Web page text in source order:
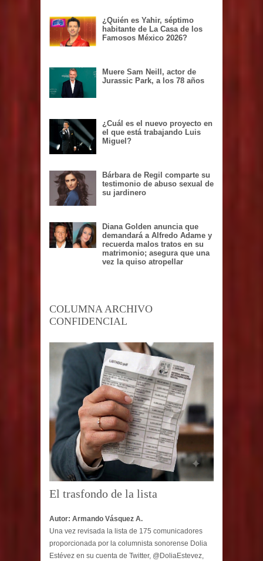
¿Quién es Yahir, séptimo
habitante de La Casa de los
Famosos México 2026?
Muere Sam Neill, actor de
Jurassic Park, a los 78 años
¿Cuál es el nuevo proyecto en
el que está trabajando Luis
Miguel?
Bárbara de Regil comparte su
testimonio de abuso sexual de
su jardinero
Diana Golden anuncia que
demandará a Alfredo Adame y
recuerda malos tratos en su
matrimonio; asegura que una
vez la quiso atropellar
COLUMNA ARCHIVO
CONFIDENCIAL
El trasfondo de la lista
Autor: Armando Vásquez A.
Una vez revisada la lista de 175 comunicadores
proporcionada por la columnista sonorense Dolia
Estévez en su cuenta de Twitter, @DoliaEstevez,